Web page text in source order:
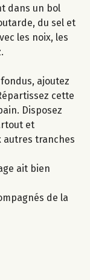
dans un bol
du sel et
les noix, les
ajoutez
cette
Disposez
et
autres tranches
ait bien
de la